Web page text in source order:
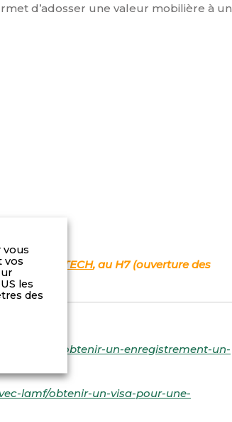
d’adosser une valeur mobilière à un
FINTECH, au H7 (ouverture des
lamf/obtenir-un-enregistrement-un-
lamf/obtenir-un-visa-pour-une-
vous
vos
les
des